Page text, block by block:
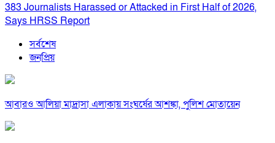
383 Journalists Harassed or Attacked in First Half of 2026,
Says HRSS Report
সর্বশেষ
জনপ্রিয়
আবারও আলিয়া মাদ্রাসা এলাকায় সংঘর্ষের আশঙ্কা, পুলিশ মোতায়েন